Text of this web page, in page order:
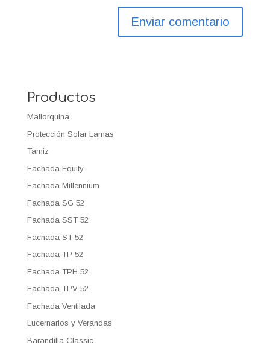
Productos
Mallorquina
Protección Solar Lamas
Tamiz
Fachada Equity
Fachada Millennium
Fachada SG 52
Fachada SST 52
Fachada ST 52
Fachada TP 52
Fachada TPH 52
Fachada TPV 52
Fachada Ventilada
Lucernarios y Verandas
Barandilla Classic